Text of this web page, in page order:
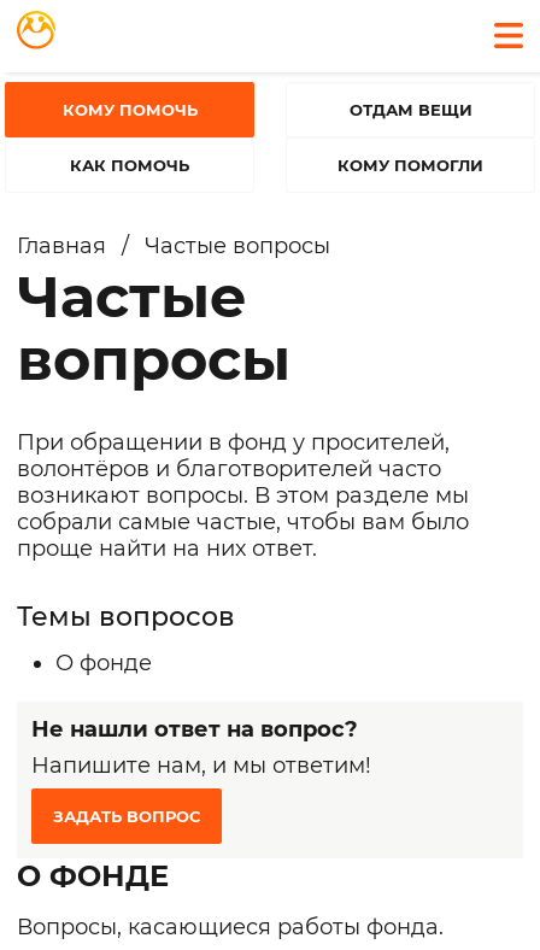
КОМУ ПОМОЧЬ
КАК ПОМОЧЬ
ОТДАМ ВЕЩИ
КОМУ ПОМОГЛИ
Главная / Частые вопросы
Частые
вопросы
При обращении в фонд у просителей,
волонтёров и благотворителей часто
возникают вопросы. В этом разделе мы
собрали самые частые, чтобы вам было
проще найти на них ответ.
Темы вопросов
О фонде
Не нашли ответ на вопрос?
Напишите нам, и мы ответим!
ЗАДАТЬ ВОПРОС
О ФОНДЕ
Вопросы, касающиеся работы фонда.